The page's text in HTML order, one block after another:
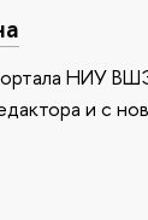
НИУ
и с